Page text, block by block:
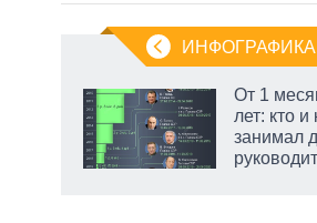
ИНФОГРАФИКА
От 1
лет: кто и
занимал